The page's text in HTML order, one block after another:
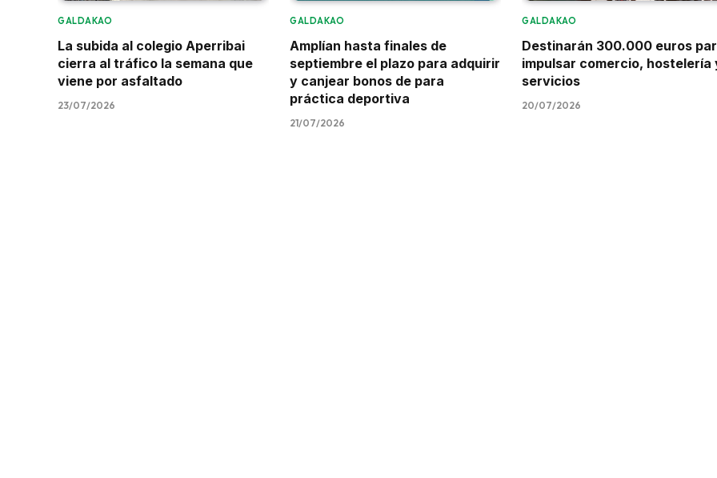
GALDAKAO
La subida al colegio Aperribai
cierra al tráfico la semana que
viene por asfaltado
23/07/2026
GALDAKAO
Amplían hasta finales de
septiembre el plazo para adquirir
y canjear bonos de para
práctica deportiva
21/07/2026
GALDAKAO
Destinarán 300.000 euros
impulsar comercio, hostelería
servicios
20/07/2026